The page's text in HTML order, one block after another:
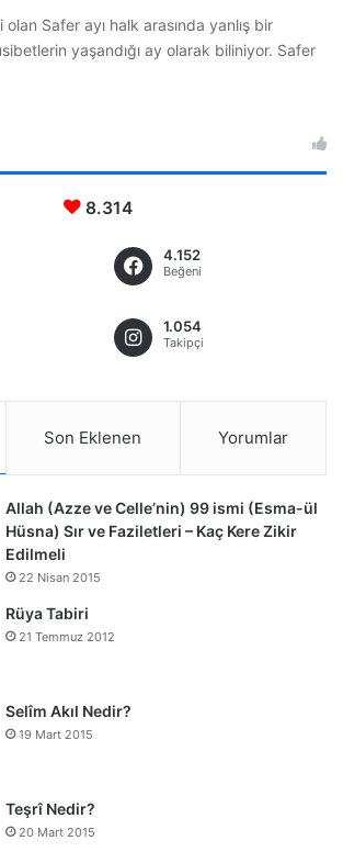
olan Safer ayı halk arasında yanlış bir
yaşandığı ay olarak biliniyor. Safer
8.314
4.152
Beğeni
1.054
Takipçi
Son Eklenen Yorumlar
Allah (Azze ve Celle’nin) 99 ismi (Esma-ül
Hüsna) Sır ve Faziletleri – Kaç Kere Zikir
Edilmeli
22 Nisan 2015
Rüya Tabiri
21 Temmuz 2012
Selîm Akıl Nedir?
19 Mart 2015
Teşrî Nedir?
20 Mart 2015